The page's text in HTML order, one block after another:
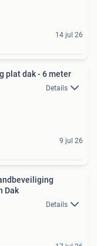
14 jul 26
plat dak - 6 meter
Details
9 jul 26
Dak
Details